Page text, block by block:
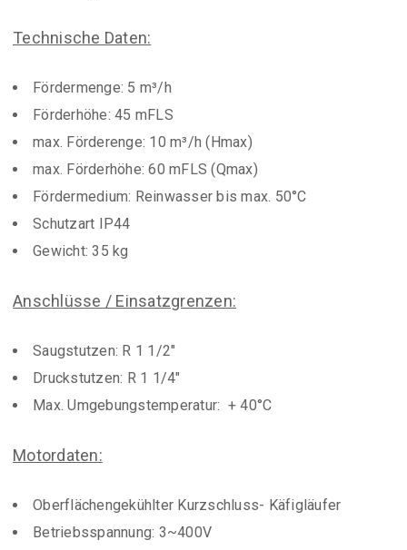
Technische Daten:
Fördermenge: 5 m³/h
Förderhöhe: 45 mFLS
max. Förderenge: 10 m³/h (Hmax)
max. Förderhöhe: 60 mFLS (Qmax)
Fördermedium: Reinwasser bis max. 50°C
Schutzart IP44
Gewicht: 35 kg
Anschlüsse / Einsatzgrenzen:
Saugstutzen: R 1 1/2″
Druckstutzen: R 1 1/4″
Max. Umgebungstemperatur: + 40°C
Motordaten:
Oberflächengekühlter Kurzschluss- Käfigläufer
Betriebsspannung: 3~400V